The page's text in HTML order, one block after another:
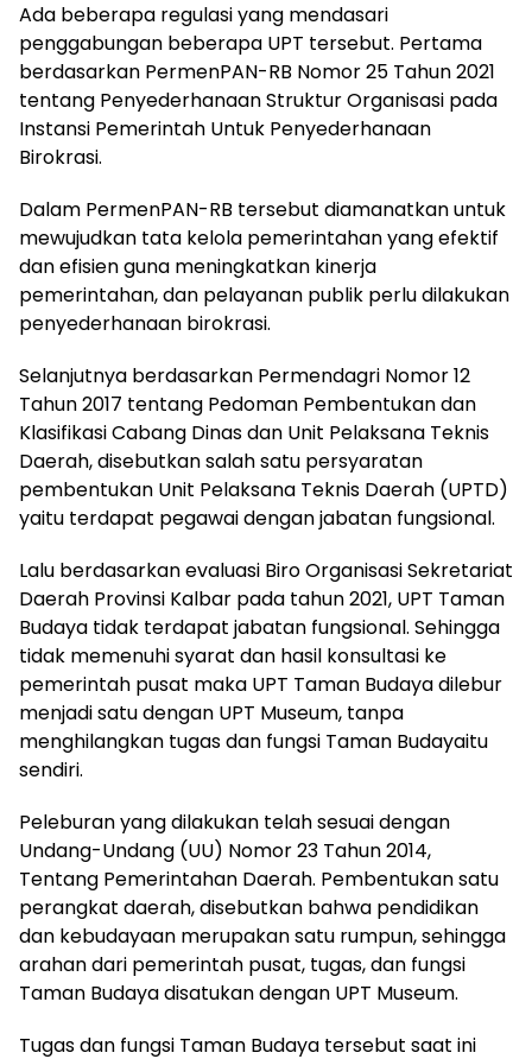
Ada beberapa regulasi yang mendasari
penggabungan beberapa UPT tersebut. Pertama
berdasarkan PermenPAN-RB Nomor 25 Tahun 2021
tentang Penyederhanaan Struktur Organisasi pada
Instansi Pemerintah Untuk Penyederhanaan
Birokrasi.
Dalam PermenPAN-RB tersebut diamanatkan untuk
mewujudkan tata kelola pemerintahan yang efektif
dan efisien guna meningkatkan kinerja
pemerintahan, dan pelayanan publik perlu dilakukan
penyederhanaan birokrasi.
Selanjutnya berdasarkan Permendagri Nomor 12
Tahun 2017 tentang Pedoman Pembentukan dan
Klasifikasi Cabang Dinas dan Unit Pelaksana Teknis
Daerah, disebutkan salah satu persyaratan
pembentukan Unit Pelaksana Teknis Daerah (UPTD)
yaitu terdapat pegawai dengan jabatan fungsional.
Lalu berdasarkan evaluasi Biro Organisasi Sekretariat
Daerah Provinsi Kalbar pada tahun 2021, UPT Taman
Budaya tidak terdapat jabatan fungsional. Sehingga
tidak memenuhi syarat dan hasil konsultasi ke
pemerintah pusat maka UPT Taman Budaya dilebur
menjadi satu dengan UPT Museum, tanpa
menghilangkan tugas dan fungsi Taman Budayaitu
sendiri.
Peleburan yang dilakukan telah sesuai dengan
Undang-Undang (UU) Nomor 23 Tahun 2014,
Tentang Pemerintahan Daerah. Pembentukan satu
perangkat daerah, disebutkan bahwa pendidikan
dan kebudayaan merupakan satu rumpun, sehingga
arahan dari pemerintah pusat, tugas, dan fungsi
Taman Budaya disatukan dengan UPT Museum.
Tugas dan fungsi Taman Budaya tersebut saat ini